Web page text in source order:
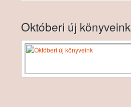
Októberi új könyveink